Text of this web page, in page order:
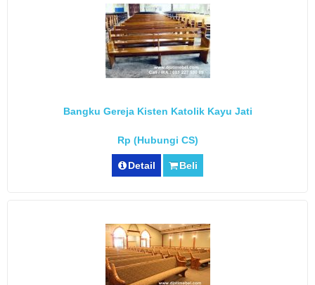
Bangku Gereja Kisten Katolik Kayu Jati
Rp (Hubungi CS)
Detail Beli